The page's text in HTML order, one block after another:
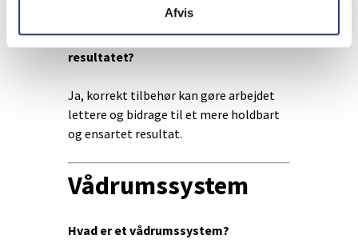
Afvis
Kan det rigtige tilbehør forbedre
resultatet?
Ja, korrekt tilbehør kan gøre arbejdet
lettere og bidrage til et mere holdbart
og ensartet resultat.
Vådrumssystem
Hvad er et vådrumssystem?